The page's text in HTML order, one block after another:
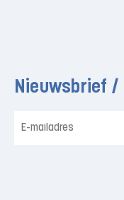
Nieuwsbrief /
mailadres